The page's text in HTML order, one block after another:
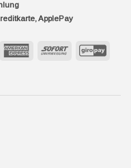
ApplePay
AmericanSofort